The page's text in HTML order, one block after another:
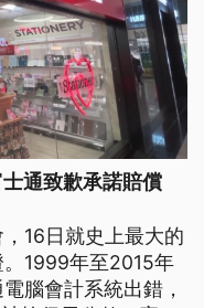
通致歉承諾賠償
16日就史上最大的
1999年至2015年
腦會計系統出錯，